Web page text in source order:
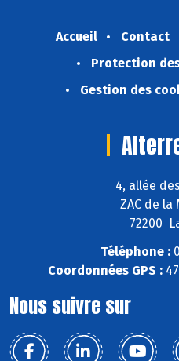
Accueil Contact
Protection
Gestion des
4, allée
ZAC de
72200
Téléphone :
Coordonnées GPS :
Nous suivre sur